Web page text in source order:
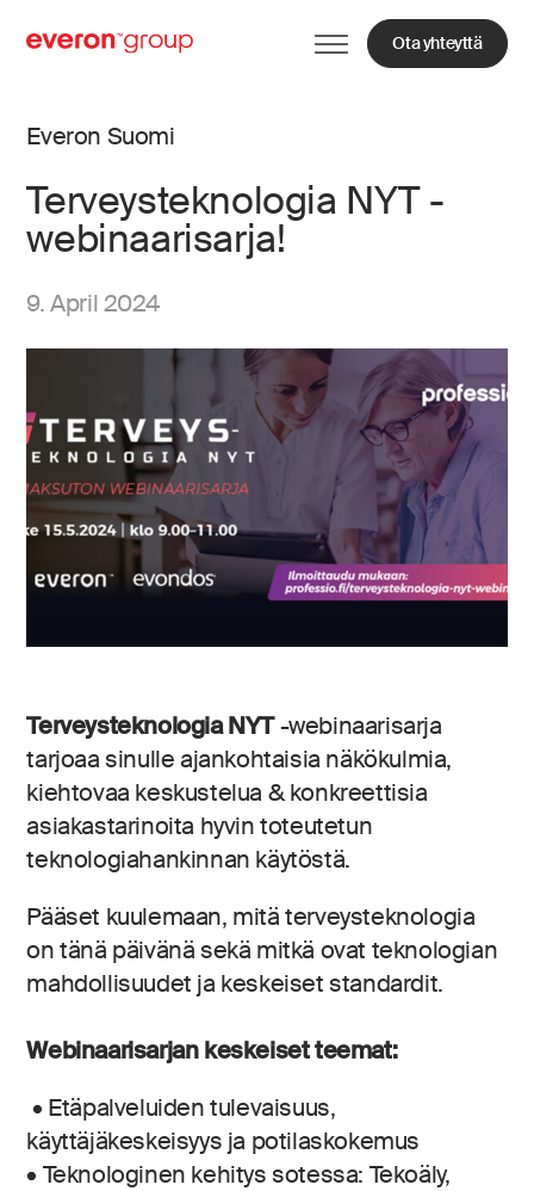
Ota yhteyttä
Everon Suomi
Terveysteknologia NYT -
webinaarisarja!
9. April 2024
Terveysteknologia NYT-webinaarisarja
tarjoaa sinulle ajankohtaisia näkökulmia,
kiehtovaa keskustelua & konkreettisia
asiakastarinoita hyvin toteutetun
teknologiahankinnan käytöstä.
Pääset kuulemaan, mitä terveysteknologia
on tänä päivänä sekä mitkä ovat teknologian
mahdollisuudet ja keskeiset standardit.
Webinaarisarjan keskeiset teemat:
• Etäpalveluiden tulevaisuus,
käyttäjäkeskeisyys ja potilaskokemus
• Teknologinen kehitys sotessa: Tekoäly,